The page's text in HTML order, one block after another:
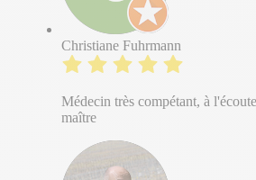
Christiane Fuhrmann
Médecin très compétant, à
maître